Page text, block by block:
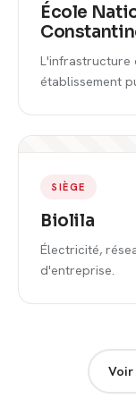
École
L'infrastructure
établissement
SIÈGE
Biolila
Électricité,
d'entreprise.